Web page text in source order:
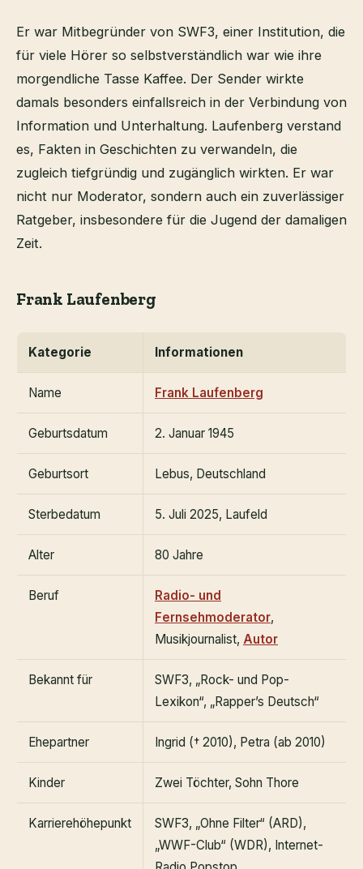
Er war Mitbegründer von SWF3, einer Institution, die
für viele Hörer so selbstverständlich war wie ihre
morgendliche Tasse Kaffee. Der Sender wirkte
damals besonders einfallsreich in der Verbindung von
Information und Unterhaltung. Laufenberg verstand
es, Fakten in Geschichten zu verwandeln, die
zugleich tiefgründig und zugänglich wirkten. Er war
nicht nur Moderator, sondern auch ein zuverlässiger
Ratgeber, insbesondere für die Jugend der damaligen
Zeit.
Frank Laufenberg
Kategorie Informationen
Name Frank Laufenberg
Geburtsdatum 2. Januar 1945
Geburtsort Lebus, Deutschland
Sterbedatum 5. Juli 2025, Laufeld
Alter 80 Jahre
Beruf
Radio- und
Fernsehmoderator,
Musikjournalist, Autor
Bekannt für
SWF3, „Rock- und Pop-
Lexikon“, „Rapper’s Deutsch“
Ehepartner Ingrid († 2010), Petra (ab 2010)
Kinder Zwei Töchter, Sohn Thore
Karrierehöhepunkt
SWF3, „Ohne Filter“ (ARD),
„WWF-Club“ (WDR), Internet-